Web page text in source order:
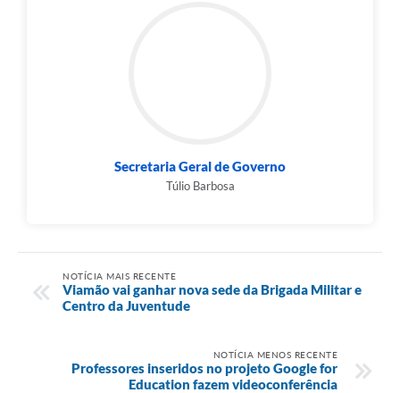
Secretaria Geral de Governo
Túlio Barbosa
NOTÍCIA MAIS RECENTE
Viamão vai ganhar nova sede da Brigada Militar e
Centro da Juventude
NOTÍCIA MENOS RECENTE
Professores inseridos no projeto Google for
Education fazem videoconferência